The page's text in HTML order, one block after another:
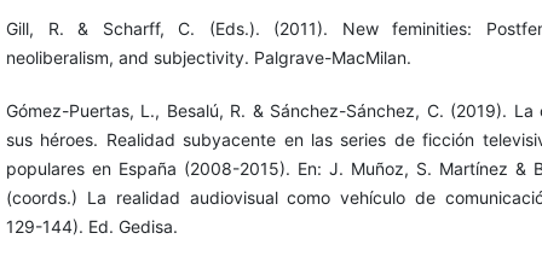
Gill, R. & Scharff, C. (Eds.). (2011). New feminities:
neoliberalism, and subjectivity. Palgrave-MacMilan.
Gómez-Puertas, L., Besalú, R. & Sánchez-Sánchez, C. (2019). La
sus héroes. Realidad subyacente en las series de ficción
populares en España (2008-2015). En: J. Muñoz, S. Martínez &
(coords.) La realidad audiovisual como vehículo de
129-144). Ed. Gedisa.